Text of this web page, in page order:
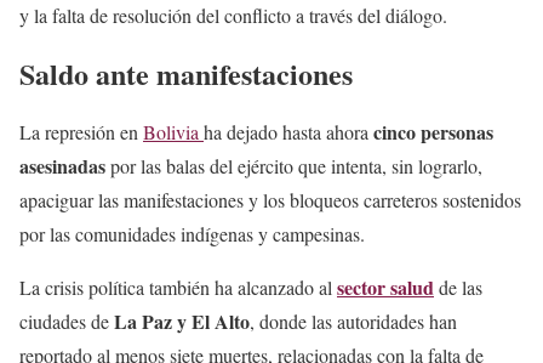
y la falta de resolución del conflicto a través del diálogo.
Saldo ante manifestaciones
La represión en Bolivia ha dejado hasta ahora cinco personas
asesinadaspor las balas del ejército que intenta, sin lograrlo,
apaciguar las manifestaciones y los bloqueos carreteros sostenidos
por las comunidades indígenas y campesinas.
La crisis política también ha alcanzado al sector salud de las
ciudades deLa Paz y El Alto, donde las autoridades han
reportado al menos siete muertes, relacionadas con la falta de